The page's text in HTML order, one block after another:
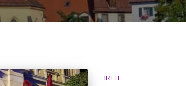
TREFF